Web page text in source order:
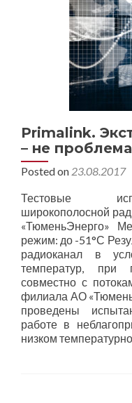
Primalink.
– не
Posted on 23.08.2017
Тестовые
широкополосной
«ТюменьЭнерго»
режим: до -51°С
радиоканал в
температур, при
совместно с
филиала АО
проведены
работе в
низком